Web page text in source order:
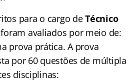
para o cargo deTécnico
foram avaliados por meio de:
prova prática. A prova
por 60 questões de múltipla
disciplinas: